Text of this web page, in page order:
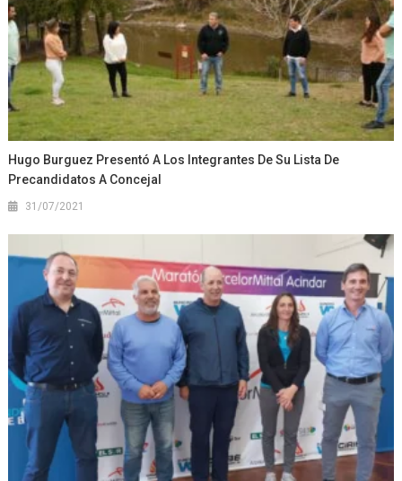
Hugo Burguez Presentó A Los Integrantes De Su Lista De
Precandidatos A Concejal
31/07/2021